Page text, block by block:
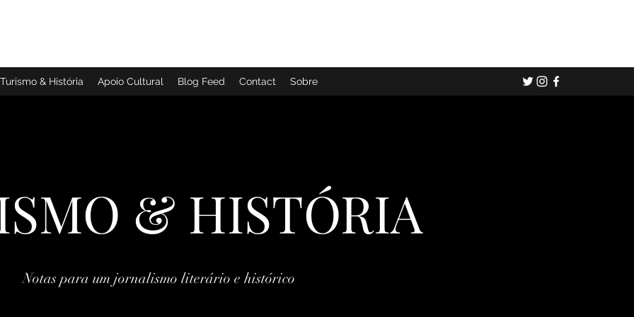
Turismo & História Apoio Cultural Blog Feed Contact Sobre
& HISTÓRIA
Notas para um jornalismo literário e histórico